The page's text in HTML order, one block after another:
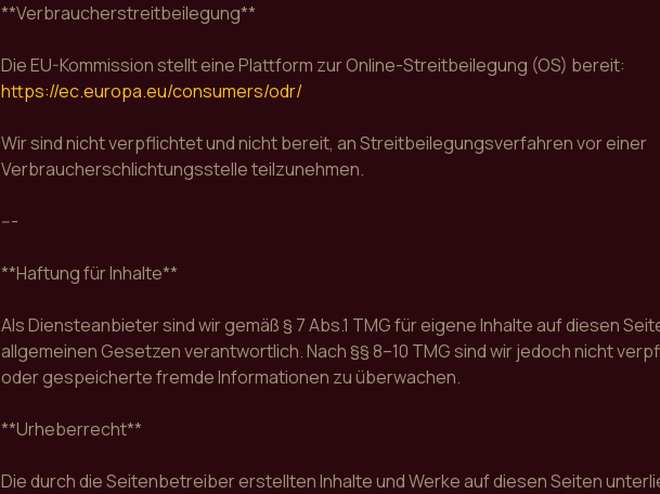
**Verbraucherstreitbeilegung**
Die EU-Kommission stellt eine Plattform zur Online-Streitbeilegung (OS) bereit:
https://ec.europa.eu/consumers/odr/
Wir sind nicht verpflichtet und nicht bereit, an Streitbeilegungsverfahren vor einer
Verbraucherschlichtungsstelle teilzunehmen.
---
**Haftung für Inhalte**
Als Diensteanbieter sind wir gemäß § 7 Abs.1 TMG für eigene Inhalte auf diesen
allgemeinen Gesetzen verantwortlich. Nach §§ 8–10 TMG sind wir jedoch nicht
oder gespeicherte fremde Informationen zu überwachen.
**Urheberrecht**
Die durch die Seitenbetreiber erstellten Inhalte und Werke auf diesen Seiten